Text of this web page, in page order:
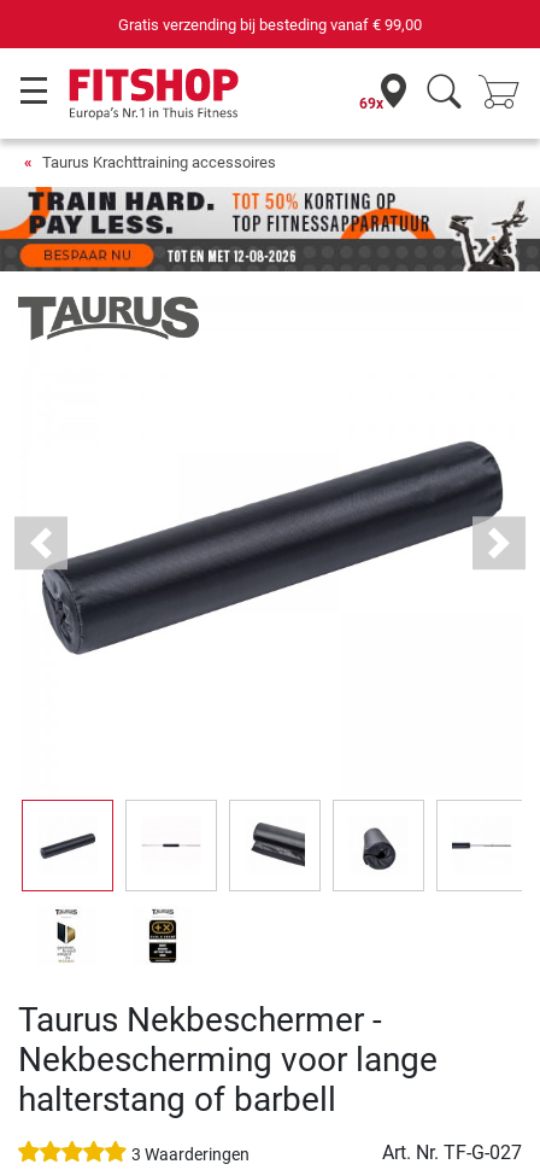
Gratis verzending bij besteding vanaf € 99,00
69x
Taurus Krachttraining accessoires
Previous Next
Taurus Nekbeschermer -
Nekbescherming voor lange
halterstang of barbell
3 Waarderingen Art. Nr. TF-G-027